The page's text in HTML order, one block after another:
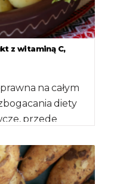
z witaminą C,
na całym
diety
przede